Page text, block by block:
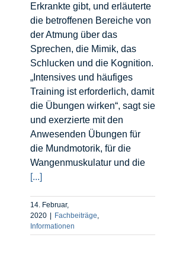
Erkrankte gibt, und erläuterte
die betroffenen Bereiche von
der Atmung über das
Sprechen, die Mimik, das
Schlucken und die Kognition.
„Intensives und häufiges
Training ist erforderlich, damit
die Übungen wirken“, sagt sie
und exerzierte mit den
Anwesenden Übungen für
die Mundmotorik, für die
Wangenmuskulatur und die
[...]
14. Februar,
2020 | Fachbeiträge
Informationen